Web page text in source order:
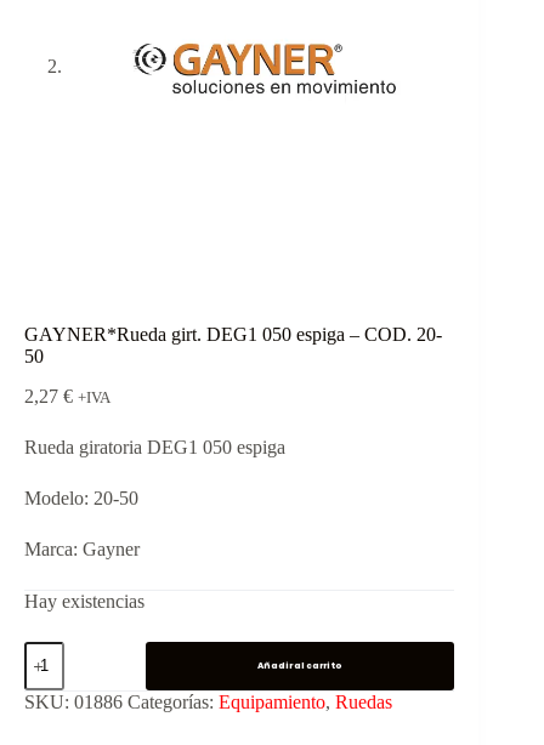
GAYNER*Rueda girt. DEG1 050 espiga – COD. 20-
50
2,27 € +IVA
Rueda giratoria DEG1 050 espiga
Modelo: 20-50
Marca: Gayner
Hay existencias
Añadir al carrito
SKU: 01886 Categorías: Equipamiento, Ruedas